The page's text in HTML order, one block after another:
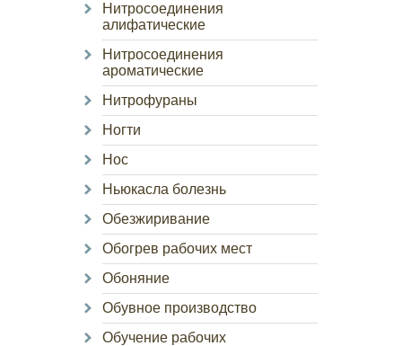
Нитросоединения
алифатические
Нитросоединения
ароматические
Нитрофураны
Ногти
Нос
Ньюкасла болезнь
Обезжиривание
Обогрев рабочих мест
Обоняние
Обувное производство
Обучение рабочих